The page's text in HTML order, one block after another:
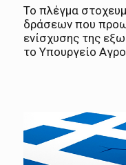
Το πλέγμα
δράσεων που
ενίσχυσης της
το Υπουργείο